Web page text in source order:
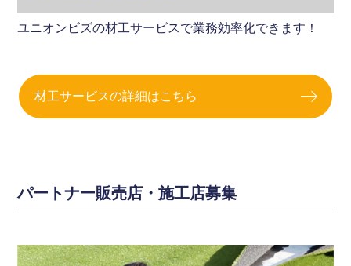
ユニオンビズの材工サービスで業務効率化できます！
材工サービスの詳細はこちら
パートナー販売店・施工店募集